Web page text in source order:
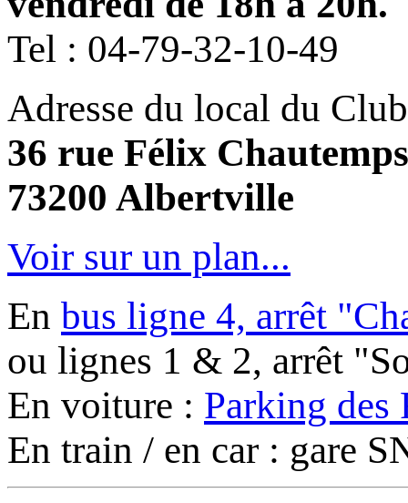
Tel : 04-79-32-10-49
Adresse du local du
36 rue Félix Chautemps
73200 Albertville
Voir sur un plan...
En bus ligne 4, arrêt
ou lignes 1 & 2, arrêt
En voiture : Parking des
En train / en car : gare